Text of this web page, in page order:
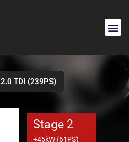
2.0 TDI (239PS)
Stage 2
+45kW (61PS)